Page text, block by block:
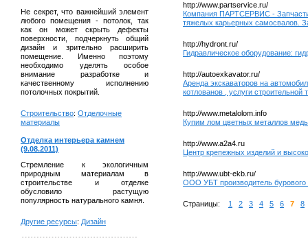
Не секрет, что важнейший элемент
любого помещения - потолок, так
как он может скрыть дефекты
поверхности, подчеркнуть общий
дизайн и зрительно расширить
помещение. Именно поэтому
необходимо уделять особое
внимание разработке и
качественному исполнению
потолочных покрытий.
Строительство: Отделочные
материалы
Отделка интерьера камнем
(9.08.2011)
Стремление к экологичным
природным материалам в
строительстве и отделке
обусловило растущую
популярность натурального камня.
Другие ресурсы: Дизайн
http://www.partservice.ru/
Компания ПАРТСЕРВИС -
тяжелых карьерных самосвалов.
http://hydront.ru/
Гидравлическое оборудование:
http://autoexkavator.ru/
Аренда экскаваторов на
котлованов , услуги строительной
http://www.metalolom.info
Купим лом цветных металлов
http://www.a2a4.ru
Центр крепежных изделий и
http://www.ubt-ekb.ru/
ООО УБТ производитель
Страницы: 1 2 3 4 5 6 7 8